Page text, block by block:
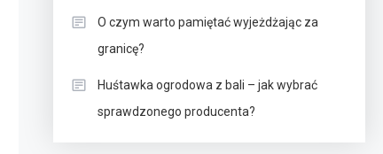
O czym warto pamiętać wyjeżdżając za
granicę?
Huśtawka ogrodowa z bali – jak wybrać
sprawdzonego producenta?